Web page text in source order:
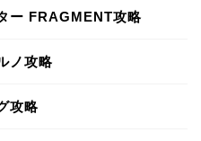
ー FRAGMENT攻略
ノ攻略
攻略